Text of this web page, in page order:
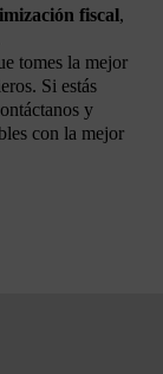
fiscal,
tomes la mejor
Si estás
y
con la mejor